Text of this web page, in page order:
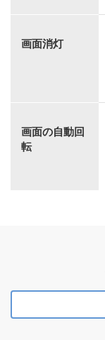
画面消灯
画面の自動回
転